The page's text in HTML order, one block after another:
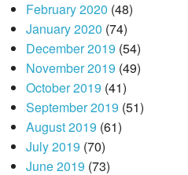
February 2020 (48)
January 2020 (74)
December 2019 (54)
November 2019 (49)
October 2019 (41)
September 2019 (51)
August 2019 (61)
July 2019 (70)
June 2019 (73)